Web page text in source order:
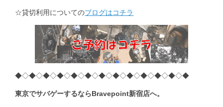
☆貸切利用についてのブログはコチラ
◆◇◆◇◆◇◆◇◆◇◆◇◆◇◆◇◆◇◆◇◆◇◆◇◆
東京でサバゲーするならBravepoint新宿店へ。